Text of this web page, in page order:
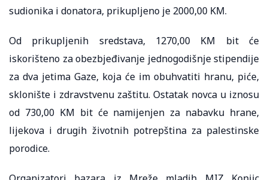
sudionika i donatora, prikupljeno je 2000,00 KM.
Od prikupljenih sredstava, 1270,00 KM bit će
iskorišteno za obezbjeđivanje jednogodišnje stipendije
za dva jetima Gaze, koja će im obuhvatiti hranu, piće,
sklonište i zdravstvenu zaštitu. Ostatak novca u iznosu
od 730,00 KM bit će namijenjen za nabavku hrane,
lijekova i drugih životnih potrepština za palestinske
porodice.